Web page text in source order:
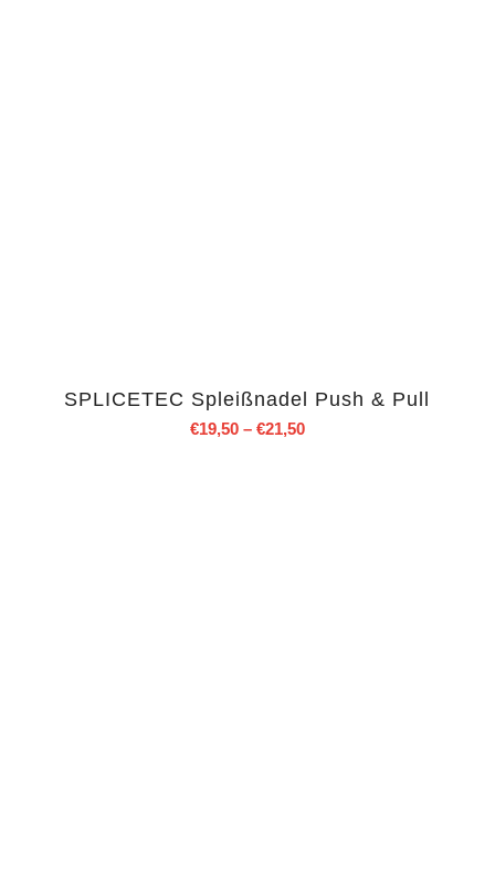
SPLICETEC Spleißnadel Push & Pull
€19,50– €21,50